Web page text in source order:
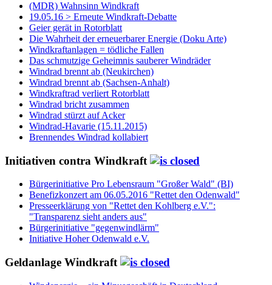
(MDR) Wahnsinn Windkraft
19.05.16 > Erneute Windkraft-Debatte
Geier gerät in Rotorblatt
Die Wahrheit der erneuerbarer Energie (Doku Arte)
Windkraftanlagen = tödliche Fallen
Das schmutzige Geheimnis sauberer Windräder
Windrad brennt ab (Neukirchen)
Windrad brennt ab (Sachsen-Anhalt)
Windkraftrad verliert Rotorblatt
Windrad bricht zusammen
Windrad stürzt auf Acker
Windrad-Havarie (15.11.2015)
Brennendes Windrad kollabiert
Initiativen contra Windkraft
Bürgerinitiative Pro Lebensraum "Großer Wald" (BI)
Benefizkonzert am 06.05.2016 "Rettet den Odenwald"
Presseerklärung von "Rettet den Kohlberg e.V.":
"Transparenz sieht anders aus"
Bürgerinitiative "gegenwindlärm"
Initiative Hoher Odenwald e.V.
Geldanlage Windkraft